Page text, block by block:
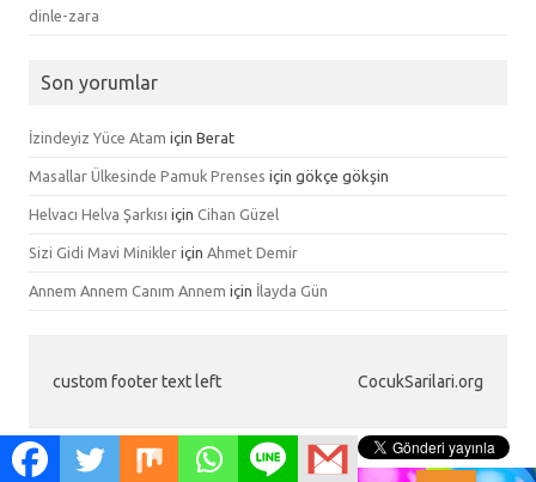
dinle-zara
Son yorumlar
İzindeyiz Yüce Atam için Berat
Masallar Ülkesinde Pamuk Prenses için gökçe gökşin
Helvacı Helva Şarkısı için Cihan Güzel
Sizi Gidi Mavi Minikler için Ahmet Demir
Annem Annem Canım Annem için İlayda Gün
custom footer text left CocukSarilari.org
Iconic OneTheme | Powered byWordpress